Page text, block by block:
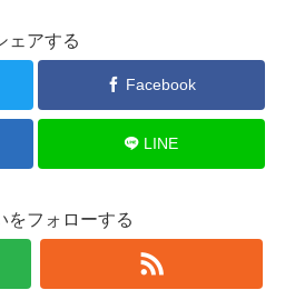
ェアする
Facebook
LINE
をフォローする